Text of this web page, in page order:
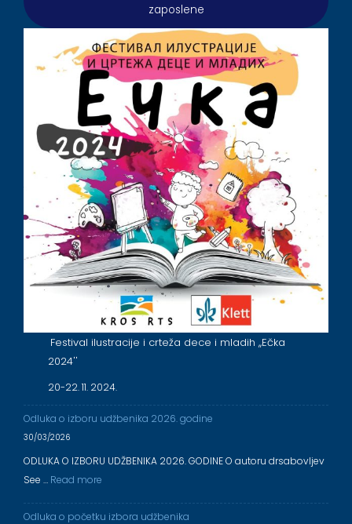
zaposlene
Festival ilustracije i crteža dece i mladih ,,Ečka
2024''
20-22. 11. 2024.
Odluka o izboru udžbenika 2026. godine
30/03/2026
ODLUKA O IZBORU UDŽBENIKA 2026. GODINE O autoru drsabovljev
See … Read more
Odluka o početku izbora udžbenika